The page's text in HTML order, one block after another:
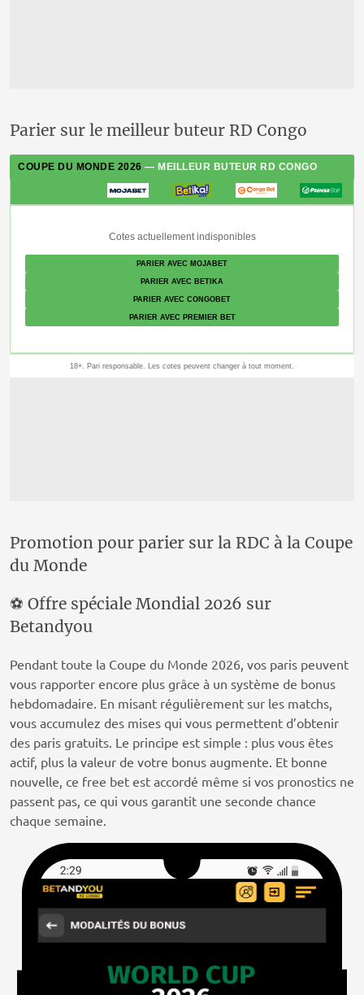
Parier sur le meilleur buteur RD Congo
Promotion pour parier sur la RDC à la Coupe
du Monde
⚽ Offre spéciale Mondial 2026 sur
Betandyou
Pendant toute la Coupe du Monde 2026, vos paris peuvent
vous rapporter encore plus grâce à un système de bonus
hebdomadaire. En misant régulièrement sur les matchs,
vous accumulez des mises qui vous permettent d’obtenir
des paris gratuits. Le principe est simple : plus vous êtes
actif, plus la valeur de votre bonus augmente. Et bonne
nouvelle, ce free bet est accordé même si vos pronostics ne
passent pas, ce qui vous garantit une seconde chance
chaque semaine.